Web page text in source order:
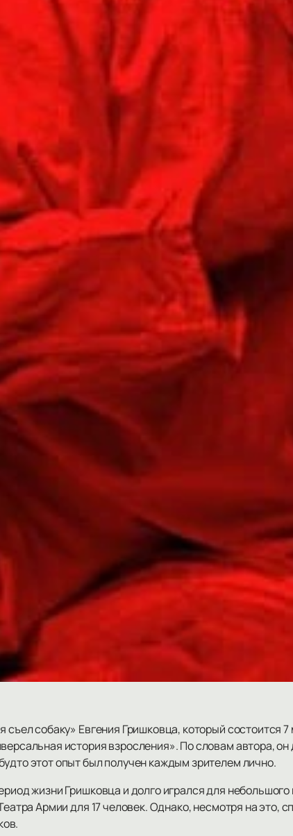
собаку» Евгения Гришковца, который состоится 7
история взросления». По словам автора, он
этот опыт был получен каждым зрителем лично.
жизни Гришковца и долго игрался для небольшого
Армии для 17 человек. Однако, несмотря на это,